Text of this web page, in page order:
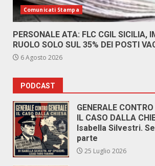
Comunicati Stampa
PERSONALE ATA: FLC CGIL SICILIA,
RUOLO SOLO SUL 35% DEI POSTI
6 Agosto 2026
PODCAST
GENERALE
IL CASO DALLA
Isabella Silvestri.
parte
25 Luglio 2026